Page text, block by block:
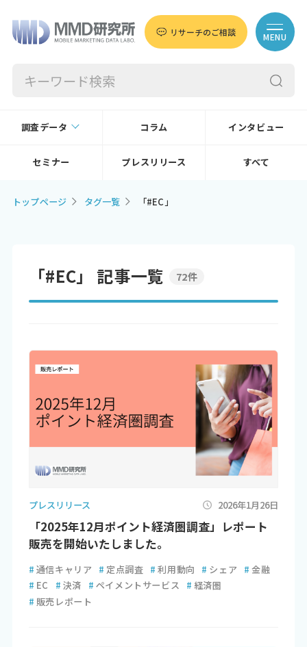
リサーチのご相談 MENU
調査データ コラム インタビュー
セミナー プレスリリース すべて
トップページ タグ一覧 「#EC」
「#EC」 記事一覧 72件
プレスリリース 2026年1月26日
「2025年12月ポイント経済圏調査」レポート
販売を開始いたしました。
# 通信キャリア # 定点調査 # 利用動向 # シェア # 金融
# EC # 決済 # ペイメントサービス # 経済圏
# 販売レポート